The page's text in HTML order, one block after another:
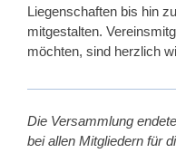
Liegenschaften bis hin
mitgestalten.
möchten, sind herzlich
Die Versammlung
bei allen Mitgliedern für